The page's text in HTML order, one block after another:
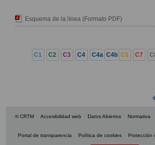
Esquema de la línea (Formato PDF)
C1 C2 C3 C4 C4a C4b C5 C7
© CRTM Accesibilidad web Datos Abiertos Normativa
Portal de transparencia Política de cookies Protección